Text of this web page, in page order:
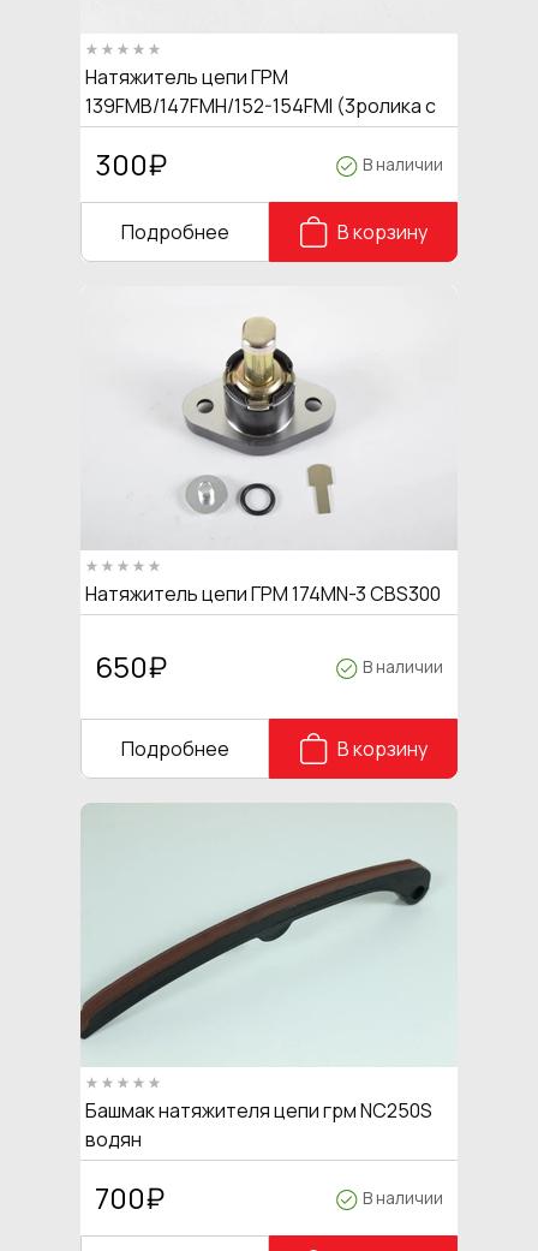
Натяжитель цепи ГРМ
139FMB/147FMH/152-154FMI (3ролика с
кронштейном)
300₽ В наличии
Подробнее В корзину
Натяжитель цепи ГРМ 174MN-3 CBS300
650₽ В наличии
Подробнее В корзину
Башмак натяжителя цепи грм NC250S
водян
700₽ В наличии